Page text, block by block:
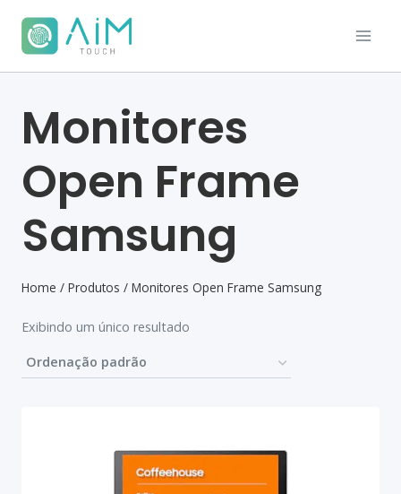
Monitores
Open Frame
Samsung
Home / Produtos / Monitores Open Frame Samsung
Exibindo um único resultado